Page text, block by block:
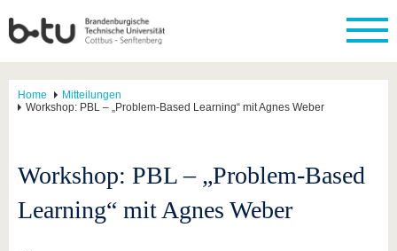
Home
Mitteilungen
Workshop: PBL – „Problem-Based Learning“ mit Agnes Weber
Workshop: PBL – „Problem-Based
Learning“ mit Agnes Weber